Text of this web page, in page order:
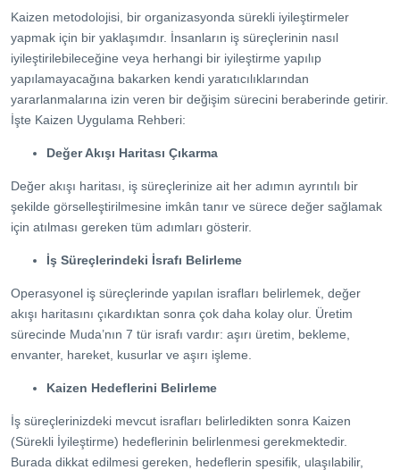
Kaizen metodolojisi, bir organizasyonda sürekli iyileştirmeler
yapmak için bir yaklaşımdır. İnsanların iş süreçlerinin nasıl
iyileştirilebileceğine veya herhangi bir iyileştirme yapılıp
yapılamayacağına bakarken kendi yaratıcılıklarından
yararlanmalarına izin veren bir değişim sürecini beraberinde getirir.
İşte Kaizen Uygulama Rehberi:
Değer Akışı Haritası Çıkarma
Değer akışı haritası, iş süreçlerinize ait her adımın ayrıntılı bir
şekilde görselleştirilmesine imkân tanır ve sürece değer sağlamak
için atılması gereken tüm adımları gösterir.
İş Süreçlerindeki İsrafı Belirleme
Operasyonel iş süreçlerinde yapılan israfları belirlemek, değer
akışı haritasını çıkardıktan sonra çok daha kolay olur. Üretim
sürecinde Muda’nın 7 tür israfı vardır: aşırı üretim, bekleme,
envanter, hareket, kusurlar ve aşırı işleme.
Kaizen Hedeflerini Belirleme
İş süreçlerinizdeki mevcut israfları belirledikten sonra Kaizen
(Sürekli İyileştirme) hedeflerinin belirlenmesi gerekmektedir.
Burada dikkat edilmesi gereken, hedeflerin spesifik, ulaşılabilir,